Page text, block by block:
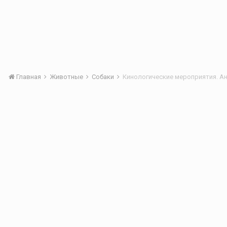
Главная Животные Собаки Кинологические мероприятия.